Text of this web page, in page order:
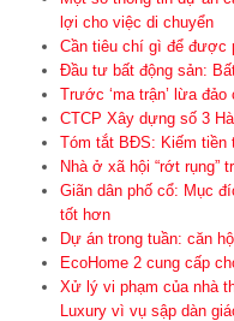
lợi cho việc di chuyển
Cần tiêu chí gì để được
Đầu tư bất động sản:
Trước ‘ma trận’ lừa
CTCP Xây dựng số 3
Tóm tắt BĐS: Kiếm tiền
Nhà ở xã hội “rớt rụng”
Giãn dân phố cổ: Mục
tốt hơn
Dự án trong tuần: căn
EcoHome 2 cung cấp
Xử lý vi phạm của nhà
Luxury vì vụ sập dàn